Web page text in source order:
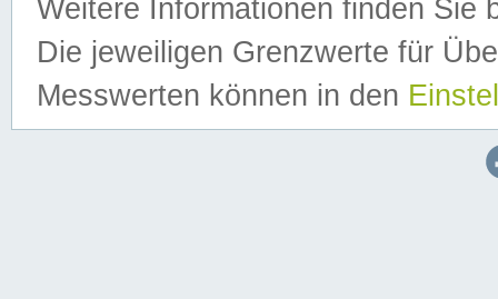
Weitere Informationen finden Sie
Die jeweiligen Grenzwerte für
Messwerten können in den